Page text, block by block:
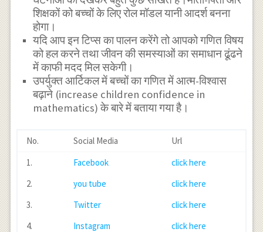
शिक्षकों को बच्चों के लिए रोल मॉडल यानी आदर्श बनना
होगा।
यदि आप इन टिप्स का पालन करेंगे तो आपको गणित विषय
को हल करने तथा जीवन की समस्याओं का समाधान ढूंढने
में काफी मदद मिल सकेगी।
उपर्युक्त आर्टिकल में बच्चों का गणित में आत्म-विश्वास
बढ़ाने (increase children confidence in
mathematics) के बारे में बताया गया है।
No. Social Media
Url
1.
Facebook
click here
2.
you tube
click here
3.
Twitter
click here
4.
Instagram
click here